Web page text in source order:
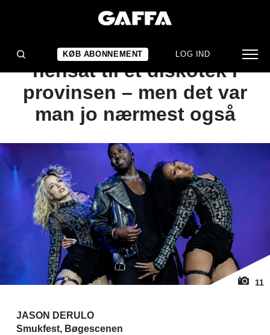
KØB ABONNEMENT LOG IND
KONCERTANMELDELSE
Man følte sig til tider
hensat til et diskotek i
provinsen – men det var
man jo nærmest også
11
JASON DERULO
Smukfest, Bøgescenen